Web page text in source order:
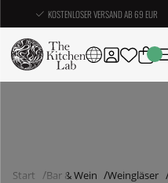
KOSTENLOSER VERSAND AB 69 EUR
Start Bar & Wein Weingläser